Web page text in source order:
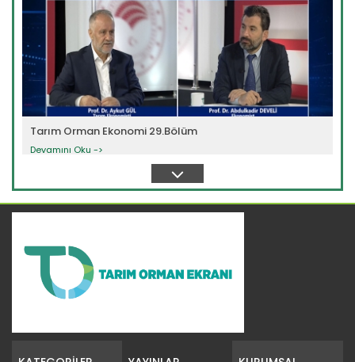
Tarım Orman Ekonomi 29.Bölüm
Devamını Oku ->